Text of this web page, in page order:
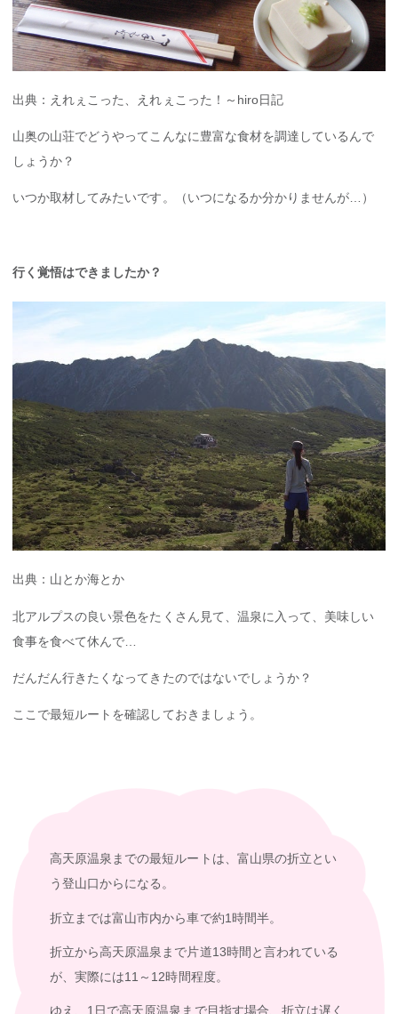
出典：えれぇこった、えれぇこった！～hiro日記
山奥の山荘でどうやってこんなに豊富な食材を調達しているんで
しょうか？
いつか取材してみたいです。（いつになるか分かりませんが…）
行く覚悟はできましたか？
出典：山とか海とか
北アルプスの良い景色をたくさん見て、温泉に入って、美味しい
食事を食べて休んで…
だんだん行きたくなってきたのではないでしょうか？
ここで最短ルートを確認しておきましょう。
高天原温泉までの最短ルートは、富山県の折立とい
う登山口からになる。
折立までは富山市内から車で約1時間半。
折立から高天原温泉まで片道13時間と言われている
が、実際には11～12時間程度。
ゆえ、1日で高天原温泉まで目指す場合、折立は遅く